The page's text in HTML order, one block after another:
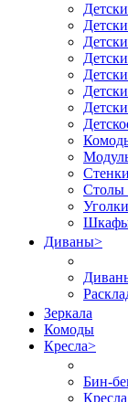
Столы
Шкафы
Диваны>
Зеркала
Комоды
Кресла>
Бин-